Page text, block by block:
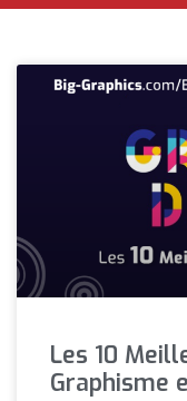
Les 10
Graphisme